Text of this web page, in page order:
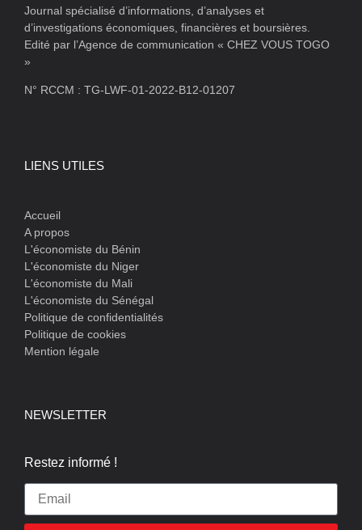
Journal spécialisé d’informations, d’analyses et
d’investigations économiques, financières et boursières.
Edité par l’Agence de communication « CHEZ VOUS TOGO
»
N° RCCM : TG-LWF-01-2022-B12-01207
LIENS UTILES
Accueil
A propos
L'économiste du Bénin
L'économiste du Niger
L'économiste du Mali
L'économiste du Sénégal
Politique de confidentialités
Politique de cookies
Mention légale
NEWSLETTER
Restez informé !